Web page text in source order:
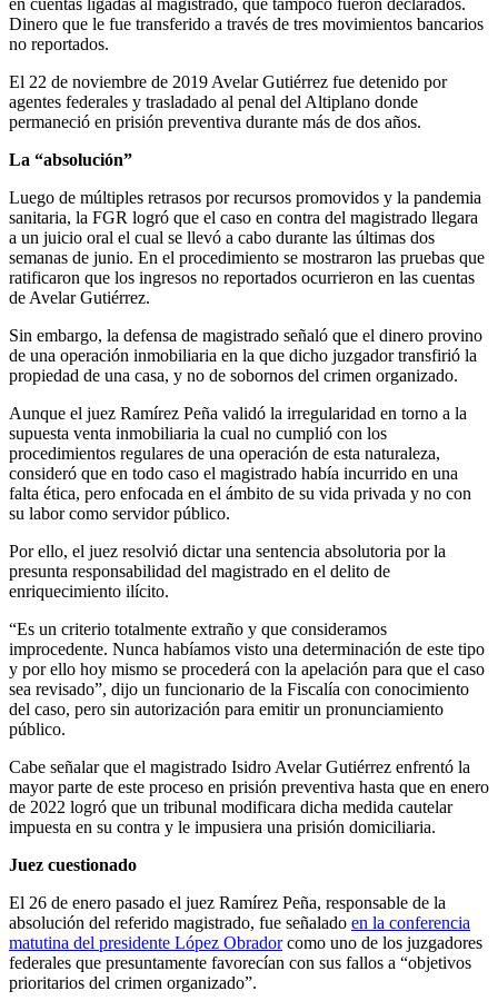
Telegram
Dinero que le fue transferido a través de tres movimientos bancarios
no reportados.
El 22 de noviembre de 2019 Avelar Gutiérrez fue detenido por
agentes federales y trasladado al penal del Altiplano donde
permaneció en prisión preventiva durante más de dos años.
La “absolución”
Luego de múltiples retrasos por recursos promovidos y la pandemia
sanitaria, la FGR logró que el caso en contra del magistrado llegara
a un juicio oral el cual se llevó a cabo durante las últimas dos
semanas de junio. En el procedimiento se mostraron las pruebas que
ratificaron que los ingresos no reportados ocurrieron en las cuentas
de Avelar Gutiérrez.
Sin embargo, la defensa de magistrado señaló que el dinero provino
de una operación inmobiliaria en la que dicho juzgador transfirió la
propiedad de una casa, y no de sobornos del crimen organizado.
Aunque el juez Ramírez Peña validó la irregularidad en torno a la
supuesta venta inmobiliaria la cual no cumplió con los
procedimientos regulares de una operación de esta naturaleza,
consideró que en todo caso el magistrado había incurrido en una
falta ética, pero enfocada en el ámbito de su vida privada y no con
su labor como servidor público.
Por ello, el juez resolvió dictar una sentencia absolutoria por la
presunta responsabilidad del magistrado en el delito de
enriquecimiento ilícito.
“Es un criterio totalmente extraño y que consideramos
improcedente. Nunca habíamos visto una determinación de este tipo
y por ello hoy mismo se procederá con la apelación para que el caso
sea revisado”, dijo un funcionario de la Fiscalía con conocimiento
del caso, pero sin autorización para emitir un pronunciamiento
público.
Cabe señalar que el magistrado Isidro Avelar Gutiérrez enfrentó la
mayor parte de este proceso en prisión preventiva hasta que en enero
de 2022 logró que un tribunal modificara dicha medida cautelar
impuesta en su contra y le impusiera una prisión domiciliaria.
Juez cuestionado
El 26 de enero pasado el juez Ramírez Peña, responsable de la
absolución del referido magistrado, fue señalado en la conferencia
matutina del presidente López Obradorcomo uno de los juzgadores
federales que presuntamente favorecían con sus fallos a “objetivos
prioritarios del crimen organizado”.